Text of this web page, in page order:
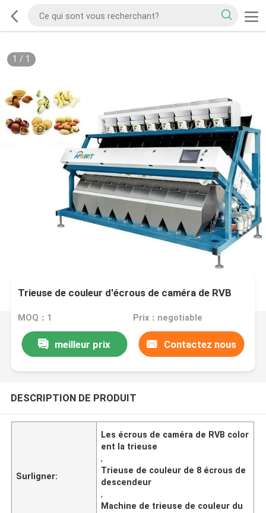
1 / 1
Trieuse de couleur d'écrous de caméra de RVB
MOQ：1 Prix：negotiable
meilleur prix Contactez nous
DESCRIPTION DE PRODUIT
Surligner:
Les écrous de caméra de RVB color
ent la trieuse
,
Trieuse de couleur de 8 écrous de
descendeur
,
Machine de trieuse de couleur du